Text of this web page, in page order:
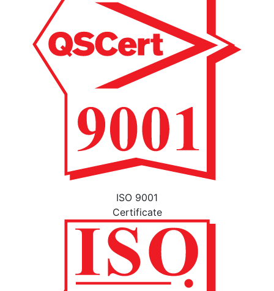
ISO 9001
Certificate